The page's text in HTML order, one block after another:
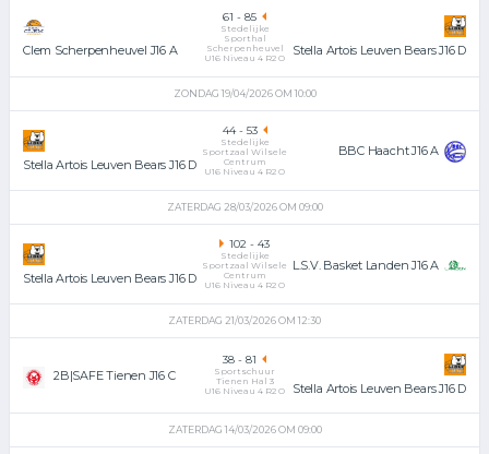
Clem Scherpenheuvel J16 A
61 - 85
Stedelijke
Sporthal
Scherpenheuvel
U16 Niveau 4 R2 O
Stella Artois Leuven Bears J16 D
ZONDAG 19/04/2026 OM 10:00
Stella Artois Leuven Bears J16 D
44- 53
Stedelijke
Sportzaal Wilsele
Centrum
U16 Niveau 4 R2 O
BBC Haacht J16 A
ZATERDAG 28/03/2026 OM 09:00
Stella Artois Leuven Bears J16 D
102 - 43
Stedelijke
Sportzaal Wilsele
Centrum
U16 Niveau 4 R2 O
L.S.V. Basket Landen J16 A
ZATERDAG 21/03/2026 OM 12:30
2B|SAFE Tienen J16 C
38 - 81
Sportschuur
Tienen Hal 3
U16 Niveau 4 R2 O
Stella Artois Leuven Bears J16 D
ZATERDAG 14/03/2026 OM 09:00